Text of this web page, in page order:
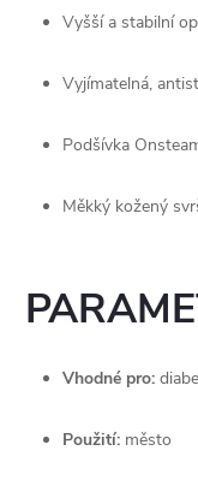
Vyšší a stabilní
Vyjímatelná,
Podšívka
Měkký kožený
Vhodné pro:
Použití: město